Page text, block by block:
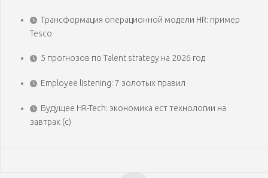
Трансформация операционной модели HR: пример
Tesco
5 прогнозов по Talent strategy на 2026 год
Employee listening: 7 золотых правил
Будущее HR-Tech: экономика ест технологии на
завтрак (с)